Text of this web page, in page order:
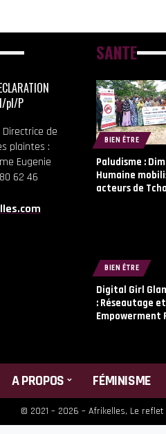
pl/P
de
plaintes :
Eugenie
62 46
SANTE
BIEN ÊTRE
Paludisme :
Humaine
acteurs de
BIEN ÊTRE
Digital Girl
: Réseautage et
Empowerment
A PROPOS FÉMINISME
© 2021 – 2026 – Afrikelles, Le